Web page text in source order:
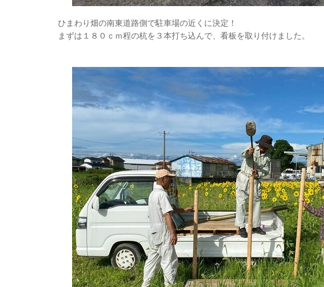
ひまわり畑の南東道路側で駐車場の近くに決定！
まずは１８０ｃｍ程の杭を３本打ち込んで、看板を取り付けました。